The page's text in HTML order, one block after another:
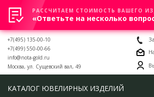
+7(495) 135-00-10
+7(499) 550-00-66
info@nota-gold.ru
Москва, ул. Сущевский вал, 49
КАТАЛОГ ЮВЕЛИРНЫХ ИЗДЕЛИЙ
РАССЧИТАЕМ СТОИМОСТЬ ВАШЕГО
«Ответьте на несколько